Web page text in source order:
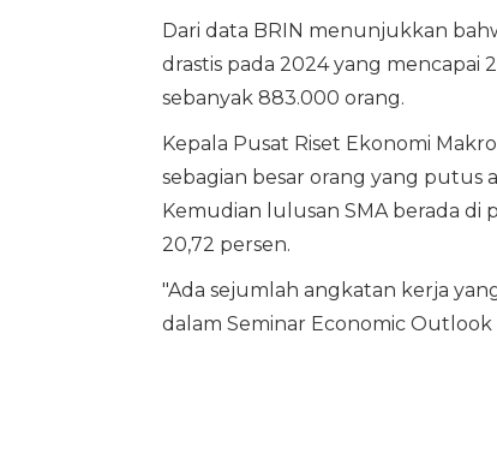
Dari data BRIN menunjukkan
drastis pada 2024 yang mencapai
sebanyak 883.000 orang.
Kepala Pusat Riset Ekonomi
sebagian besar orang yang putus
Kemudian lulusan SMA berada di
20,72 persen.
"Ada sejumlah angkatan kerja
dalam Seminar Economic Outlook